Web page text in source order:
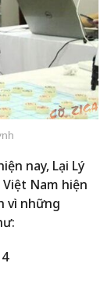
nay, Lại Lý
Nam hiện
vì những